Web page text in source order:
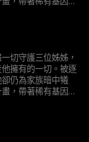
切守護三位姊姊，
擁有的一切。被逐
仍為家族暗中犧
，帶著稀有基因獨